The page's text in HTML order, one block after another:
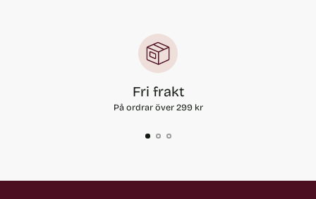
Fri frakt
På ordrar över 299 kr